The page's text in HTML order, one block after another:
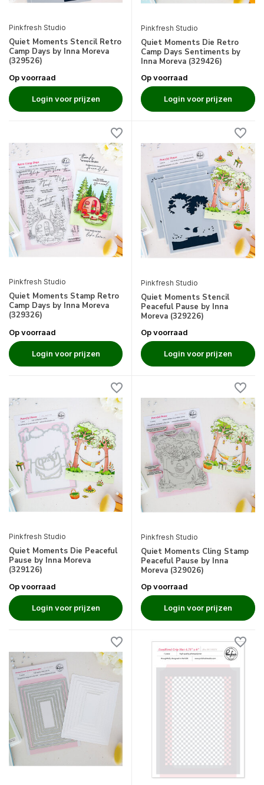
Pinkfresh Studio
Quiet Moments Stencil Retro
Camp Days by Inna Moreva
(329526)
Op voorraad
Login voor prijzen
Pinkfresh Studio
Quiet Moments Die Retro
Camp Days Sentiments by
Inna Moreva (329426)
Op voorraad
Login voor prijzen
Pinkfresh Studio
Quiet Moments Stamp Retro
Camp Days by Inna Moreva
(329326)
Op voorraad
Login voor prijzen
Pinkfresh Studio
Quiet Moments Stencil
Peaceful Pause by Inna
Moreva (329226)
Op voorraad
Login voor prijzen
Pinkfresh Studio
Quiet Moments Die Peaceful
Pause by Inna Moreva
(329126)
Op voorraad
Login voor prijzen
Pinkfresh Studio
Quiet Moments Cling Stamp
Peaceful Pause by Inna
Moreva (329026)
Op voorraad
Login voor prijzen